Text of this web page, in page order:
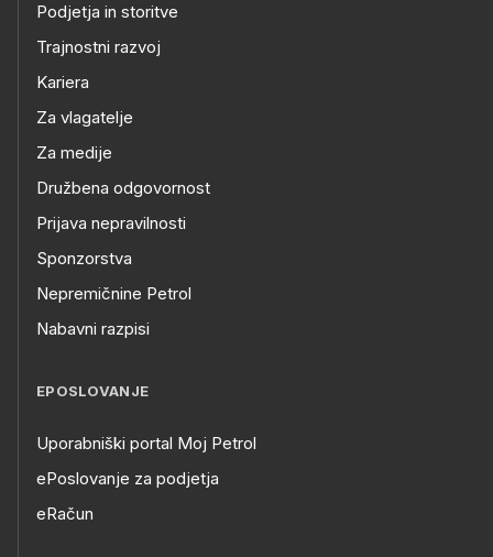
Podjetja in storitve
Trajnostni razvoj
Kariera
Za vlagatelje
Za medije
Družbena odgovornost
Prijava nepravilnosti
Sponzorstva
Nepremičnine Petrol
Nabavni razpisi
EPOSLOVANJE
Uporabniški portal Moj Petrol
ePoslovanje za podjetja
eRačun